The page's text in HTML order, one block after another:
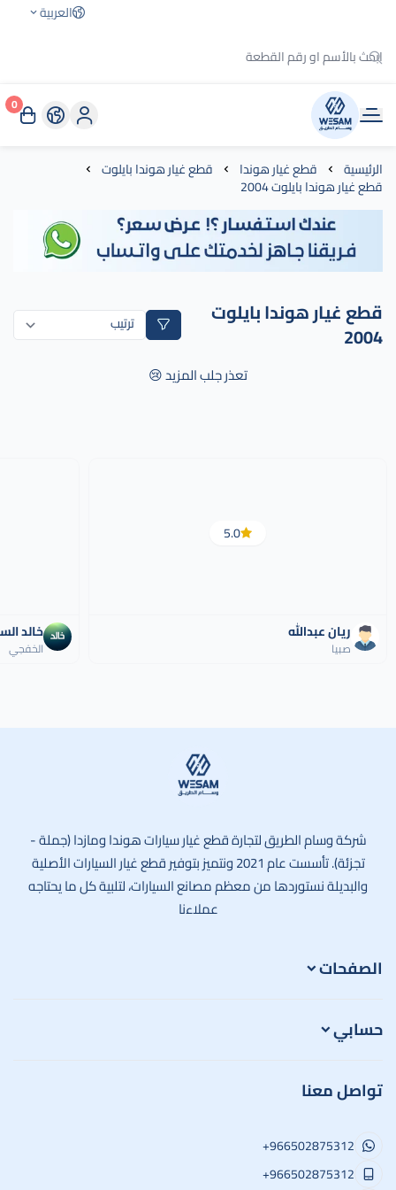
العربية
وسام الطريق
0
الرئيسية قطع غيار هوندا قطع غيار هوندا بايلوت
قطع غيار هوندا بايلوت 2004
قطع غيار هوندا بايلوت
2004
تعذر جلب المزيد 😢
5.0
ريان عبدالله
صبيا
خالد
الخفجي
شركة وسام الطريق لتجارة قطع غيار سيارات هوندا ومازدا (جملة -
تجزئة). تأسست عام 2021 ونتميز بتوفير قطع غيار السيارات الأصلية
والبديلة نستوردها من معظم مصانع السيارات، لتلبية كل ما يحتاجه
عملاءنا
الصفحات
حسابي
تواصل معنا
+966502875312
+966502875312